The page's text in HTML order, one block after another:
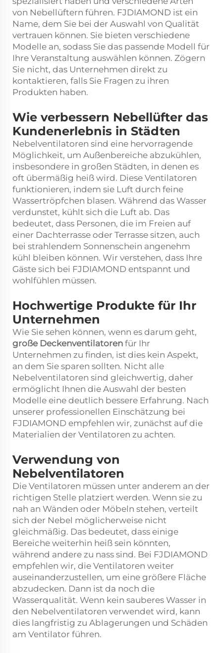
von Nebellüftern führen. FJDIAMOND ist ein
Name, dem Sie bei der Auswahl von Qualität
vertrauen können. Sie bieten verschiedene
Modelle an, sodass Sie das passende Modell für
Ihre Veranstaltung auswählen können. Zögern
Sie nicht, das Unternehmen direkt zu
kontaktieren, falls Sie Fragen zu ihren
Produkten haben.
Wie verbessern Nebellüfter das
Kundenerlebnis in Städten
Nebelventilatoren sind eine hervorragende
Möglichkeit, um Außenbereiche abzukühlen,
insbesondere in großen Städten, in denen es
oft übermäßig heiß wird. Diese Ventilatoren
funktionieren, indem sie Luft durch feine
Wassertröpfchen blasen. Während das Wasser
verdunstet, kühlt sich die Luft ab. Das
bedeutet, dass Personen, die im Freien auf
einer Dachterrasse oder Terrasse sitzen, auch
bei strahlendem Sonnenschein angenehm
kühl bleiben können. Wir verstehen, dass Ihre
Gäste sich bei FJDIAMOND entspannt und
wohlfühlen müssen.
Hochwertige Produkte für Ihr
Unternehmen
Wie Sie sehen können, wenn es darum geht,
große Deckenventilatoren für Ihr
Unternehmen zu finden, ist dies kein Aspekt,
an dem Sie sparen sollten. Nicht alle
Nebelventilatoren sind gleichwertig, daher
ermöglicht Ihnen die Auswahl der besten
Modelle eine deutlich bessere Erfahrung. Nach
unserer professionellen Einschätzung bei
FJDIAMOND empfehlen wir, zunächst auf die
Materialien der Ventilatoren zu achten.
Verwendung von
Nebelventilatoren
Die Ventilatoren müssen unter anderem an der
richtigen Stelle platziert werden. Wenn sie zu
nah an Wänden oder Möbeln stehen, verteilt
sich der Nebel möglicherweise nicht
gleichmäßig. Das bedeutet, dass einige
Bereiche weiterhin heiß sein könnten,
während andere zu nass sind. Bei FJDIAMOND
empfehlen wir, die Ventilatoren weiter
auseinanderzustellen, um eine größere Fläche
abzudecken. Dann ist da noch die
Wasserqualität. Wenn kein sauberes Wasser in
den Nebelventilatoren verwendet wird, kann
dies langfristig zu Ablagerungen und Schäden
am Ventilator führen.